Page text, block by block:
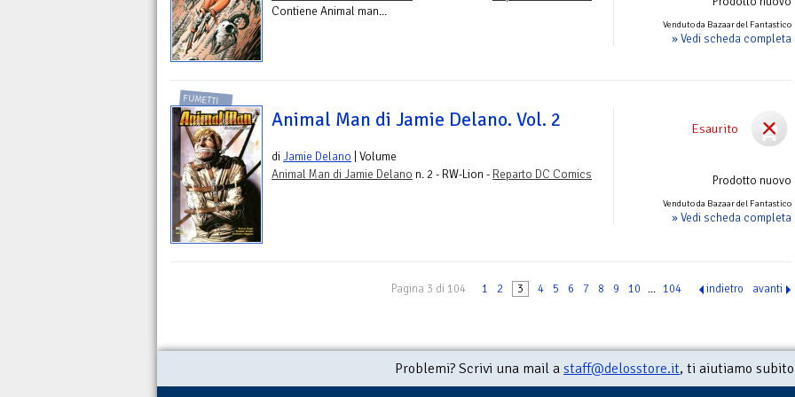
Venduto da Bazaar del Fantastico
» Vedi scheda completa
Contiene Animal man...
Esaurito
Prodotto nuovo
Venduto da Bazaar del Fantastico
» Vedi scheda completa
FUMETTI
Animal Man di Jamie Delano. Vol. 2
diJamie Delano | Volume
Animal Man di Jamie Delano n. 2 - RW-Lion - Reparto DC Comics
Pagina 3 di 104 1 2 3 4 5 6 7 8 9 10 ... 104 indietro avanti
Problemi? Scrivi una mail a staff@delosstore.it, ti aiutiamo